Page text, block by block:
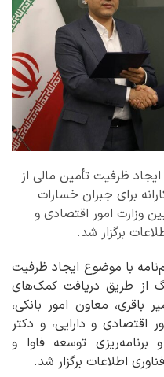
ظرفیت تأمین مالی از
برای جبران خسارات
وزارت امور اقتصادی و
برگزار شد.
با موضوع ایجاد ظرفیت
از طریق دریافت کمک‌های
باقری، معاون امور بانکی،
اقتصادی و دارایی، و دکتر
توسعه فاوا و
اطلاعات برگزار شد.